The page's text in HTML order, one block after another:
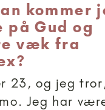
kommer
Gud og
væk fra
23, og jeg
Jeg har